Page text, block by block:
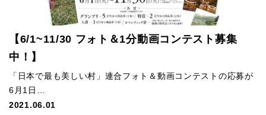
【6/1~11/30 フォト＆1分動画コンテスト募集
中！】
「日本で最も美しい村」連合フォト＆動画コンテストの応募が
6月1日…
2021.06.01